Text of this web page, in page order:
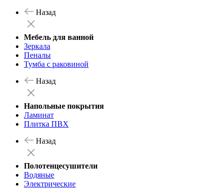
Назад
Мебель для ванной
Зеркала
Пеналы
Тумба с раковиной
Назад
Напольные покрытия
Ламинат
Плитка ПВХ
Назад
Полотенцесушители
Водяные
Электрические